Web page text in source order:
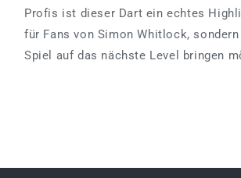
Profis ist dieser Dart ein echtes
für Fans von Simon Whitlock,
Spiel auf das nächste Level bringen